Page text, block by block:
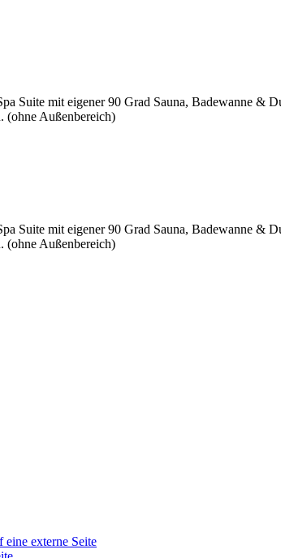
Suite mit eigener 90 Grad Sauna, Badewanne &
(ohne Außenbereich)
Suite mit eigener 90 Grad Sauna, Badewanne &
(ohne Außenbereich)
eine externe Seite